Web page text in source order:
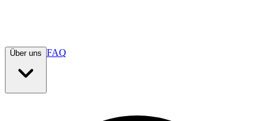
Über uns FAQ